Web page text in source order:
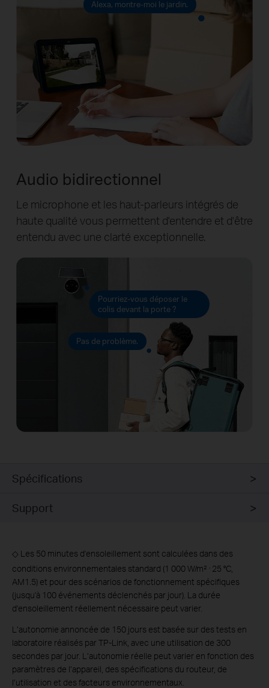
Alexa, montre-moi le jardin.
Audio bidirectionnel
Le microphone et les haut-parleurs intégrés de
haute qualité vous permettent d'entendre et d'être
entendu avec une clarté exceptionnelle.
Pourriez-vous déposer le
colis devant la porte ?
Pas de problème.
Spécifications
Support
◇ Les 50 minutes d'ensoleillement sont calculées dans des
conditions environnementales standard (1 000 W/m² , 25 °C,
AM1.5) et pour des scénarios de fonctionnement spécifiques
(jusqu'à 100 événements déclenchés par jour). La durée
d'ensoleillement réellement nécessaire peut varier.
L’autonomie annoncée de 150 jours est basée sur des tests en
laboratoire réalisés par TP-Link, avec une utilisation de 300
secondes par jour. L’autonomie réelle peut varier en fonction des
paramètres de l’appareil, des spécifications du routeur, de
l’utilisation et des facteurs environnementaux.